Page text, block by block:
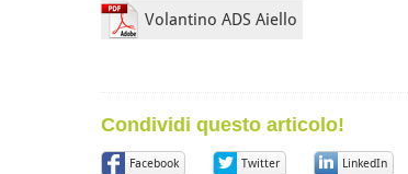
Volantino ADS Aiello
Condividi questo articolo!
Facebook Twitter LinkedIn